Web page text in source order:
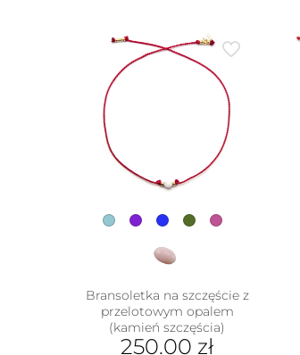
Bransoletka na szczęście z
przelotowym opalem
(kamień szczęścia)
250.00 zł